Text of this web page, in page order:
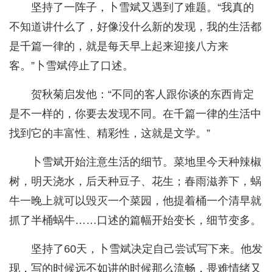
坚持了一阵子，卜雪斌又遇到了难题。“我真的
不知道讲什么了，好像没什么新的发现，我的生活都
是千篇一律的，就是每天早上起来迎接八方来
客。”卜雪斌停止了口述。
贺秋菊启发他：“不同的客人跟你谈的东西肯定
是不一样的，你要去发现不同。在千篇一律的生活中
找到它的丰富性、精彩性，这就是文学。”
卜雪斌开始注意生活的细节。菜地里今天种辣椒
树，明天浇水，后天种豆子、花生；春雨滋养下，蜗
牛一晚上就可以毁灭一个菜园，他提着桶一个清早就
抓了半桶蜗牛……口述的篇幅开始变长，细节变多。
坚持了60天，卜雪斌决定自己尝试写下来。他发
现，写的时候远不如讲的时候那么流畅，畏难情绪又